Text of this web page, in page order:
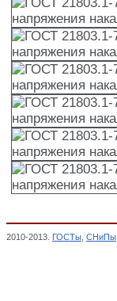
2010-2013. ГОСТы СНиПы